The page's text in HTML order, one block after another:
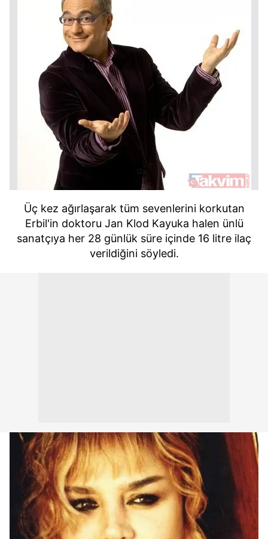
Üç kez ağırlaşarak tüm sevenlerini korkutan
Erbil'in doktoru Jan Klod Kayuka halen ünlü
sanatçıya her 28 günlük süre içinde 16 litre ilaç
verildiğini söyledi.